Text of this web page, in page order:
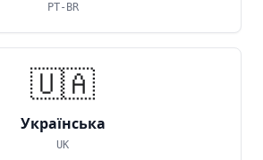
PT-BR
🇺🇦
Українська
UK